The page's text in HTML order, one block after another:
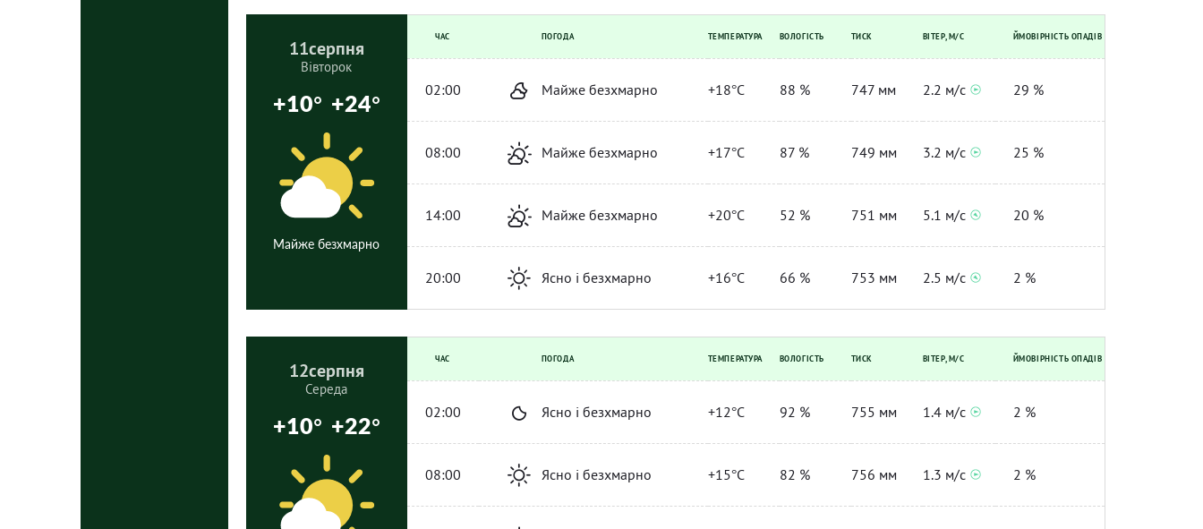
11серпня
Вівторок
+10° +24°
Майже безхмарно
ЧАС ПОГОДА ТЕМПЕРАТУРА ВОЛОГІСТЬ ТИСК ВІТЕР, М/С ЙМОВІРНІСТЬ ОПАДІВ
02:00 Майже безхмарно +18°C 88 % 747 мм 2.2 м/с 29 %
08:00 Майже безхмарно +17°C 87 % 749 мм 3.2 м/с 25 %
14:00 Майже безхмарно +20°C 52 % 751 мм 5.1 м/с 20 %
20:00 Ясно і безхмарно +16°C 66 % 753 мм 2.5 м/с 2 %
12серпня
Середа
+10° +22°
ЧАС ПОГОДА ТЕМПЕРАТУРА ВОЛОГІСТЬ ТИСК ВІТЕР, М/С ЙМОВІРНІСТЬ ОПАДІВ
02:00 Ясно і безхмарно +12°C 92 % 755 мм 1.4 м/с 2 %
08:00 Ясно і безхмарно +15°C 82 % 756 мм 1.3 м/с 2 %